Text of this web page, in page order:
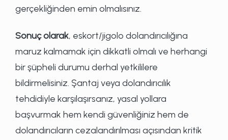
gerçekliğinden emin olmalısınız.
Sonuç olarak, eskort/jigolo dolandırıcılığına
maruz kalmamak için dikkatli olmalı ve herhangi
bir şüpheli durumu derhal yetkililere
bildirmelisiniz. Şantaj veya dolandırıcılık
tehdidiyle karşılaşırsanız, yasal yollara
başvurmak hem kendi güvenliğiniz hem de
dolandırıcıların cezalandırılması açısından kritik